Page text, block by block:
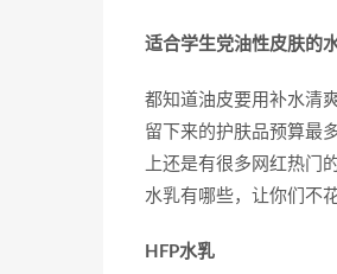
适合学生党油性皮肤的
都知道油皮要用补水清
留下来的护肤品预算最
上还是有很多网红热门
水乳有哪些，让你们不
HFP水乳